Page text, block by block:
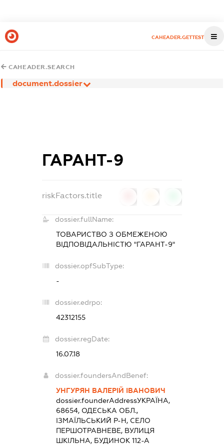
CAHEADER.GETTEST
CAHEADER.SEARCH
document.dossier
ГАРАНТ-9
riskFactors.title
dossier.fullName:
ТОВАРИСТВО З ОБМЕЖЕНОЮ
ВІДПОВІДАЛЬНІСТЮ "ГАРАНТ-9"
dossier.opfSubType:
-
dossier.edrpo:
42312155
dossier.regDate:
16.07.18
dossier.foundersAndBenef:
УНГУРЯН ВАЛЕРІЙ ІВАНОВИЧ
dossier.founderAddressУКРАЇНА,
68654, ОДЕСЬКА ОБЛ.,
ІЗМАЇЛЬСЬКИЙ Р-Н, СЕЛО
ПЕРШОТРАВНЕВЕ, ВУЛИЦЯ
ШКІЛЬНА, БУДИНОК 112-А